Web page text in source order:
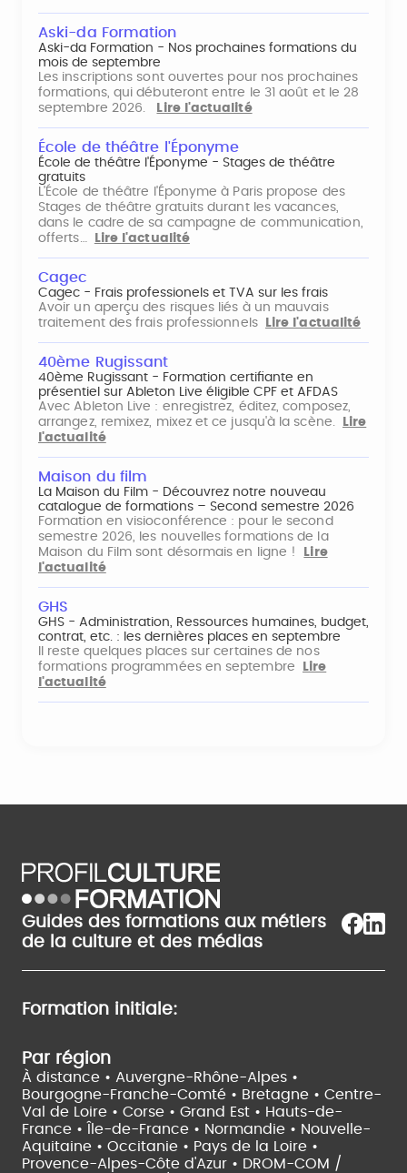
Aski-da Formation
Aski-da Formation - Nos prochaines formations du
mois de septembre
Les inscriptions sont ouvertes pour nos prochaines
formations, qui débuteront entre le 31 août et le 28
septembre 2026.
Lire l'actualité
École de théâtre l'Éponyme
École de théâtre l'Éponyme - Stages de théâtre
gratuits
L'École de théâtre l'Éponyme à Paris propose des
Stages de théâtre gratuits durant les vacances,
dans le cadre de sa campagne de communication,
offerts…
Lire l'actualité
Cagec
Cagec - Frais professionels et TVA sur les frais
Avoir un aperçu des risques liés à un mauvais
traitement des frais professionnels
Lire l'actualité
40ème Rugissant
40ème Rugissant - Formation certifiante en
présentiel sur Ableton Live éligible CPF et AFDAS
Avec Ableton Live : enregistrez, éditez, composez,
arrangez, remixez, mixez et ce jusqu'à la scène.
Lire
l'actualité
Maison du film
La Maison du Film - Découvrez notre nouveau
catalogue de formations – Second semestre 2026
Formation en visioconférence : pour le second
semestre 2026, les nouvelles formations de la
Maison du Film sont désormais en ligne !
Lire
l'actualité
GHS
GHS - Administration, Ressources humaines, budget,
contrat, etc. : les dernières places en septembre
Il reste quelques places sur certaines de nos
formations programmées en septembre
Lire
l'actualité
Guides des formations aux métiers
de la culture et des médias
Formation initiale:
Par région
À distance • Auvergne-Rhône-Alpes •
Bourgogne-Franche-Comté • Bretagne • Centre-
Val de Loire • Corse • Grand Est • Hauts-de-
France •
Île-de-France • Normandie • Nouvelle-
Aquitaine • Occitanie • Pays de la Loire •
Provence-Alpes-Côte d'Azur • DROM-COM /